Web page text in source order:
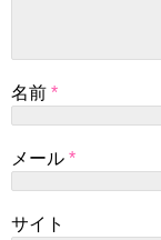
名前 *
メール *
サイト